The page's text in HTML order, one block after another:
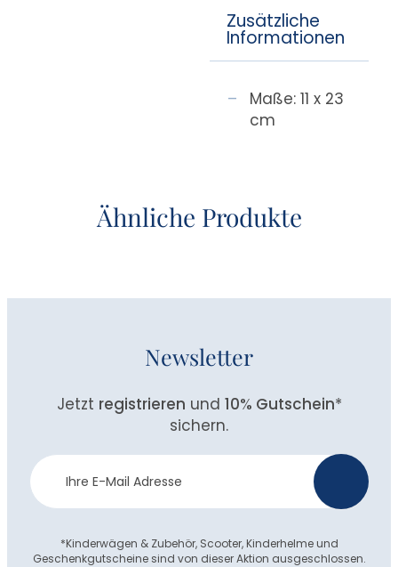
Zusätzliche
Informationen
Maße: 11 x 23
cm
Ähnliche Produkte
Newsletter
Jetzt registrieren und 10% Gutschein*
sichern.
Newsletter
Anmeldung
*Kinderwägen & Zubehör, Scooter, Kinderhelme und
Geschenkgutscheine sind von dieser Aktion ausgeschlossen.